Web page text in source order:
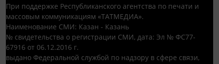
При поддержке Республиканского агентства по печати и
массовым коммуникациям «ТАТМЕДИА».
Наименование СМИ: Казан - Казань
№ свидетельства о регистрации СМИ, дата: Эл № ФС77-
67916 от 06.12.2016 г.
выдано Федеральной службой по надзору в сфере связи,